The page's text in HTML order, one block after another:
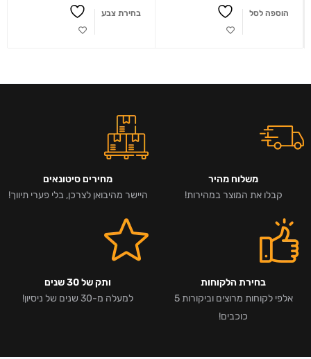
הוספה לסל בחירת צבע
משלוח מהיר
קבלו את המוצר במהירות!
מחירים סיטונאים
היישר מהיבואן לצרכן, בלי פערי תיווך!
בחירת הלקוחות
אלפי לקוחות מרוצים וביקורות 5
כוכבים!
ותק של 30 שנים
למעלה מ-30 שנים של ניסיון!